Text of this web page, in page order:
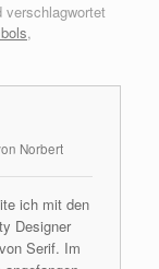
verschlagwortet
,
Norbert
ich mit den
Designer
Serif. Im